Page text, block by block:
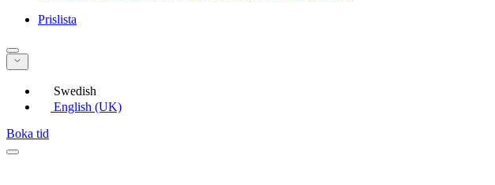
Prislista
Swedish
English (UK)
Boka tid